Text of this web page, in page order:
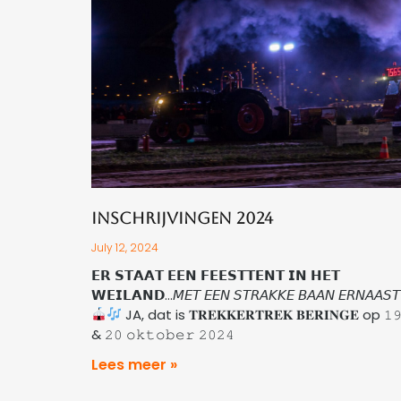
Inschrijvingen 2024
July 12, 2024
𝗘𝗥 𝗦𝗧𝗔𝗔𝗧 𝗘𝗘𝗡 𝗙𝗘𝗘𝗦𝗧𝗧𝗘𝗡𝗧 𝗜𝗡 𝗛𝗘𝗧
𝗪𝗘𝗜𝗟𝗔𝗡𝗗…𝘔𝘌𝘛 𝘌𝘌𝘕 𝘚𝘛𝘙𝘈𝘒𝘒𝘌 𝘉𝘈𝘈𝘕 𝘌𝘙𝘕𝘈𝘈𝘚𝘛
JA, dat is 𝐓𝐑𝐄𝐊𝐊𝐄𝐑𝐓𝐑𝐄𝐊 𝐁𝐄𝐑𝐈𝐍𝐆𝐄 op
& 𝟸𝟶 𝚘𝚔𝚝𝚘𝚋𝚎𝚛 𝟸𝟶𝟸𝟺
Lees meer »